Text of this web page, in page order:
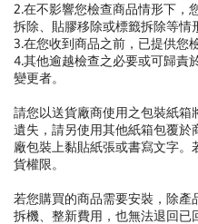
2.在不影響您檢查商品情形下，
拆除、貼膠移除或標籤拆除等情
3.在您收到商品之前，已提供您
4.其他逾越檢查之必要或可歸責
變更者。
請您以送貨廠商使用之包裝紙箱
遺失，請另使用其他紙箱包覆
廠包裝上黏貼紙張或書寫文字
貨權限。
若您購買的商品需要安裝，除產
拆機、整新費用，也無法退回